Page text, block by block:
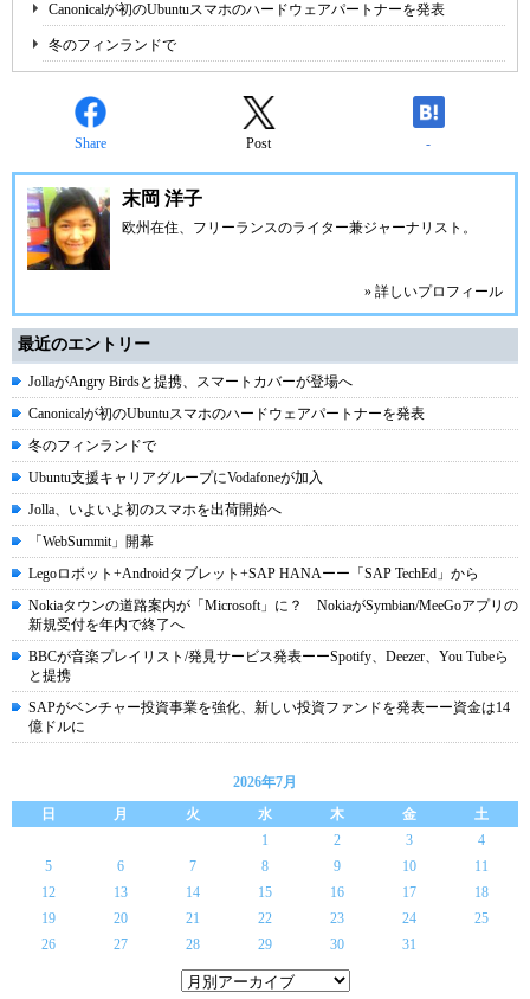
Canonicalが初のUbuntuスマホのハードウェアパートナーを発表
冬のフィンランドで
Share Post -
末岡 洋子
欧州在住、フリーランスのライター兼ジャーナリスト。
» 詳しいプロフィール
最近のエントリー
JollaがAngry Birdsと提携、スマートカバーが登場へ
Canonicalが初のUbuntuスマホのハードウェアパートナーを発表
冬のフィンランドで
Ubuntu支援キャリアグループにVodafoneが加入
Jolla、いよいよ初のスマホを出荷開始へ
「WebSummit」開幕
Legoロボット+Androidタブレット+SAP HANAーー「SAP TechEd」から
Nokiaタウンの道路案内が「Microsoft」に？ NokiaがSymbian/MeeGoアプリの
新規受付を年内で終了へ
BBCが音楽プレイリスト/発見サービス発表ーーSpotify、Deezer、You Tubeら
と提携
SAPがベンチャー投資事業を強化、新しい投資ファンドを発表ーー資金は14
億ドルに
2026年7月
日
月 火 水 木 金
土
1
2 3
4
5
6 7 8 9 10
11
12
13 14 15 16 17
18
19
20 21 22 23 24
25
26
27 28 29 30 31